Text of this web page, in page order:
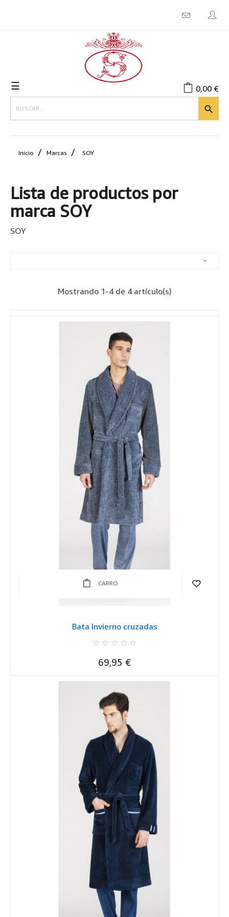
Navegación
de
palanca
☰

0,00 €
Inicio Marcas SOY
Lista de productos por
marca SOY
SOY

Mostrando 1-4 de 4 artículo(s)
CARRO
Bata Invierno cruzadas
Precio
69,95 €